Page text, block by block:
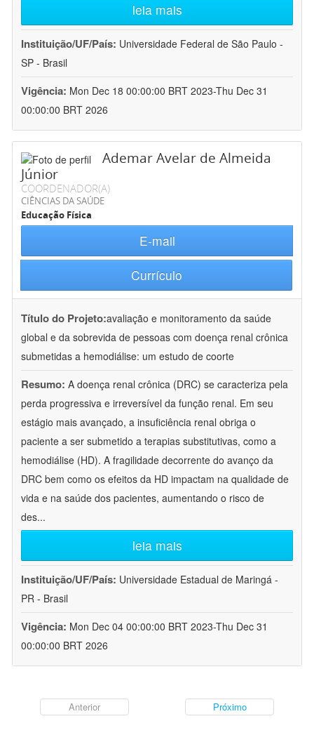
leia mais
Instituição/UF/País: Universidade Federal de São Paulo -
SP - Brasil
Vigência: Mon Dec 18 00:00:00 BRT 2023-Thu Dec 31
00:00:00 BRT 2026
Ademar Avelar de Almeida
Júnior
COORDENADOR(A)
CIÊNCIAS DA SAÚDE
Educação Física
E-mail
Currículo
Título do Projeto:avaliação e monitoramento da saúde
global e da sobrevida de pessoas com doença renal crônica
submetidas a hemodiálise: um estudo de coorte
Resumo: A doença renal crônica (DRC) se caracteriza pela
perda progressiva e irreversível da função renal. Em seu
estágio mais avançado, a insuficiência renal obriga o
paciente a ser submetido a terapias substitutivas, como a
hemodiálise (HD). A fragilidade decorrente do avanço da
DRC bem como os efeitos da HD impactam na qualidade de
vida e na saúde dos pacientes, aumentando o risco de
des...
leia mais
Instituição/UF/País: Universidade Estadual de Maringá -
PR - Brasil
Vigência: Mon Dec 04 00:00:00 BRT 2023-Thu Dec 31
00:00:00 BRT 2026
Anterior Próximo